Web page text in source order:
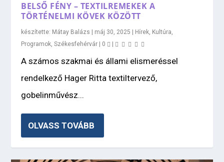
BELSŐ FÉNY – TEXTILREMEKEK A
TÖRTÉNELMI KÖVEK KÖZÖTT
készítette: Mátay Balázs máj 30, 2025 Hírek, Kultúra,
Programok,Székesfehérvár 0
A számos szakmai és állami elismeréssel
rendelkező Hager Ritta textiltervező,
gobelinművész...
OLVASS TOVÁBB